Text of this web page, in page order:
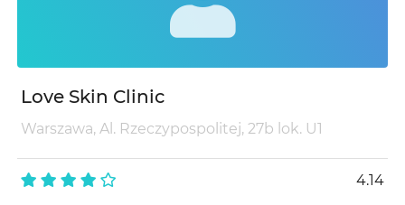
Love Skin Clinic
Warszawa, Al. Rzeczypospolitej, 27b lok. U1
4.14